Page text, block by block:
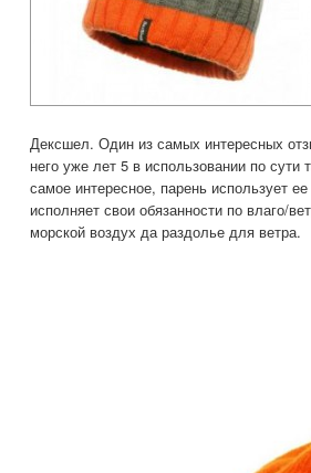
Дексшел. Один из самых интересных
него уже лет 5 в использовании по
самое интересное, парень использует
исполняет свои обязанности по влаго/
морской воздух да раздолье для ветра.